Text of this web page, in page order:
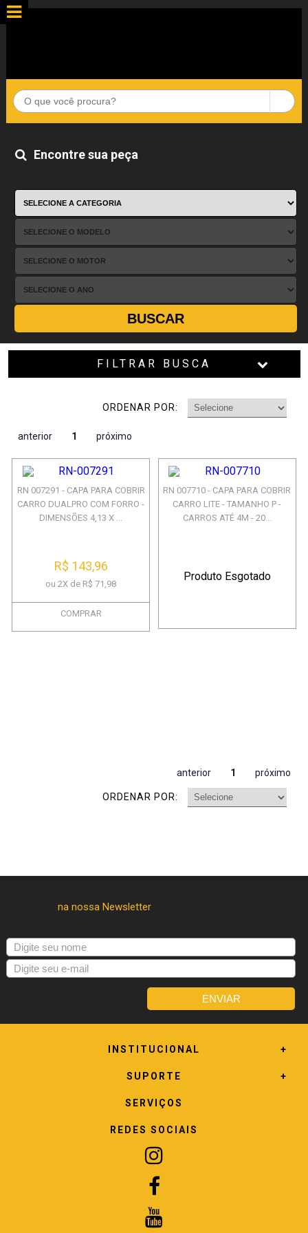
Encontre sua peça
BUSCAR
FILTRAR BUSCA
ORDENAR POR:
anterior 1 próximo
RN 007291 - CAPA PARA COBRIR
CARRO DUALPRO COM FORRO -
DIMENSÕES 4,13 X ...
R$ 143,96
ou 2X de R$ 71,98
COMPRAR
RN 007710 - CAPA PARA COBRIR
CARRO LITE - TAMANHO P -
CARROS ATÉ 4M - 20...
Produto Esgotado
anterior 1 próximo
ORDENAR POR:
INSTITUCIONAL
SUPORTE
SERVIÇOS
REDES SOCIAIS